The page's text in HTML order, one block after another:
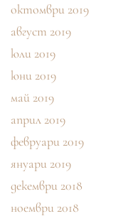
октомври 2019
август 2019
юли 2019
юни 2019
май 2019
април 2019
февруари 2019
януари 2019
декември 2018
ноември 2018